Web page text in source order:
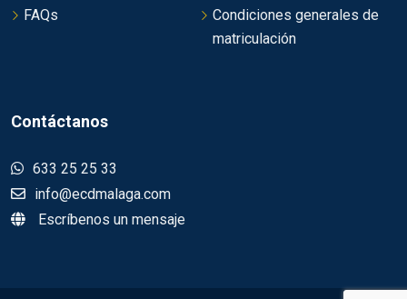
FAQs
Condiciones generales de
matriculación
Contáctanos
633 25 25 33
info@ecdmalaga.com
Escríbenos un mensaje